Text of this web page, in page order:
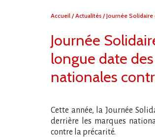
Vous
Accueil /Actualités /Journée Solidaire
Journée
longue date
nationales
Cette année, la Journée
derrière les marques
contre la précarité.